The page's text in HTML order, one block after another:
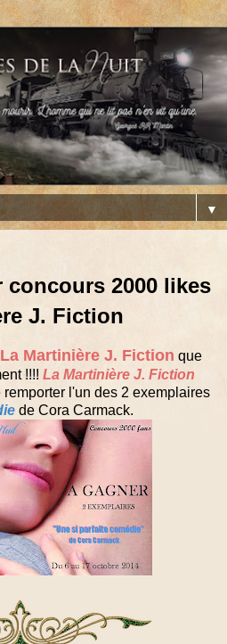
▼
concours 2000 likes
J. Fiction
La Martinière J. Fiction que
!!!! La Martinière J. Fiction
l'un des 2 exemplaires
de Cora Carmack.